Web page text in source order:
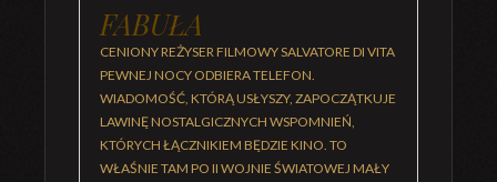
FABUŁA
CENIONY REŻYSER FILMOWY SALVATORE DI VITA
PEWNEJ NOCY ODBIERA TELEFON.
WIADOMOŚĆ, KTÓRĄ USŁYSZY, ZAPOCZĄTKUJE
LAWINĘ NOSTALGICZNYCH WSPOMNIEŃ,
KTÓRYCH ŁĄCZNIKIEM BĘDZIE KINO. TO
WŁAŚNIE TAM PO II WOJNIE ŚWIATOWEJ MAŁY